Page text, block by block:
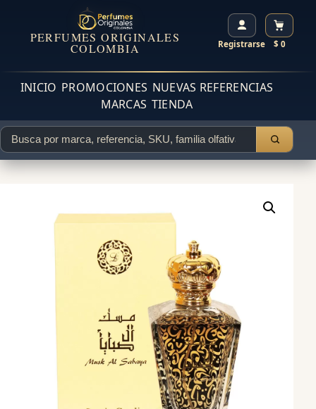
PERFUMES ORIGINALES
COLOMBIA Registrarse $ 0
INICIO PROMOCIONES NUEVAS REFERENCIAS
MARCAS TIENDA